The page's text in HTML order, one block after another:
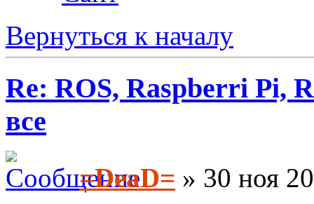
Вернуться к началу
Re: ROS, Raspberri Pi,
все
=DeaD= » 30 ноя